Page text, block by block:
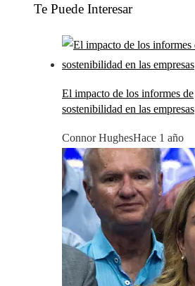
Te Puede Interesar
El impacto de los informes de
sostenibilidad en las empresas
Connor HughesHace 1 año